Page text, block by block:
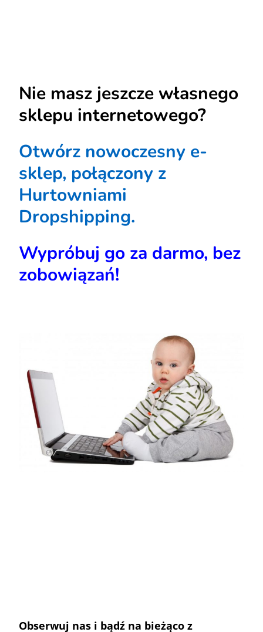
Nie masz jeszcze własnego
sklepu internetowego?
Otwórz nowoczesny e-
sklep, połączony z
Hurtowniami
Dropshipping.
Wypróbuj go za darmo, bez
zobowiązań!
Obserwuj nas i bądź na bieżąco z